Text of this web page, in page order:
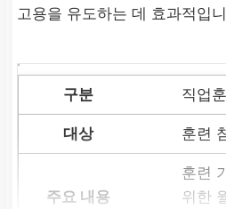
고용을 유도하는 데 효과적입
직업
훈련
훈련
위한